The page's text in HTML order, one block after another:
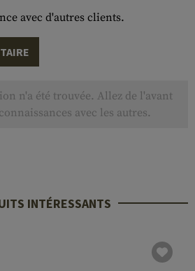
avec d'autres clients.
n'a été trouvée. Allez de l'avant
avec les autres.
INTÉRESSANTS